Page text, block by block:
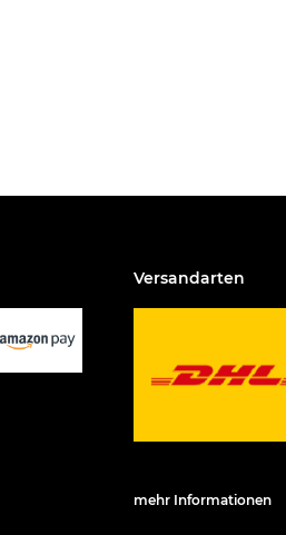
Versandarten
mehr Informationen